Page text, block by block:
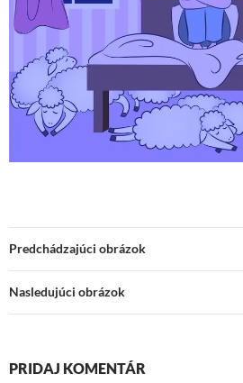
Predchádzajúci obrázok
Nasledujúci obrázok
PRIDAJ KOMENTÁR